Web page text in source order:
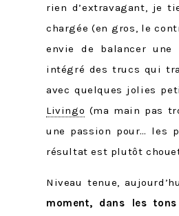
rien d’extravagant, je
chargée (en gros, le
envie de balancer une
intégré des trucs qui
avec quelques jolies
Livingo (ma main pas
une passion pour… les
résultat est plutôt
Niveau tenue,
moment, dans les